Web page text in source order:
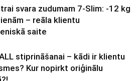
svara zudumam 7-Slim: -12 kg
– reāla klientu
saite
stiprināšanai – kādi ir klientu
Kur nopirkt oriģinālu